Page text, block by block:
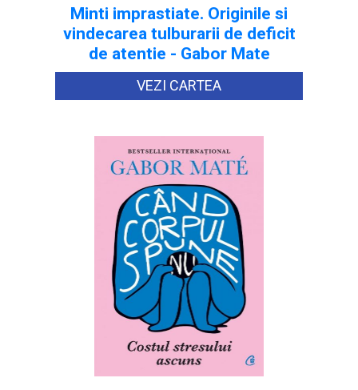
Minti imprastiate. Originile si
vindecarea tulburarii de deficit
de atentie - Gabor Mate
VEZI CARTEA